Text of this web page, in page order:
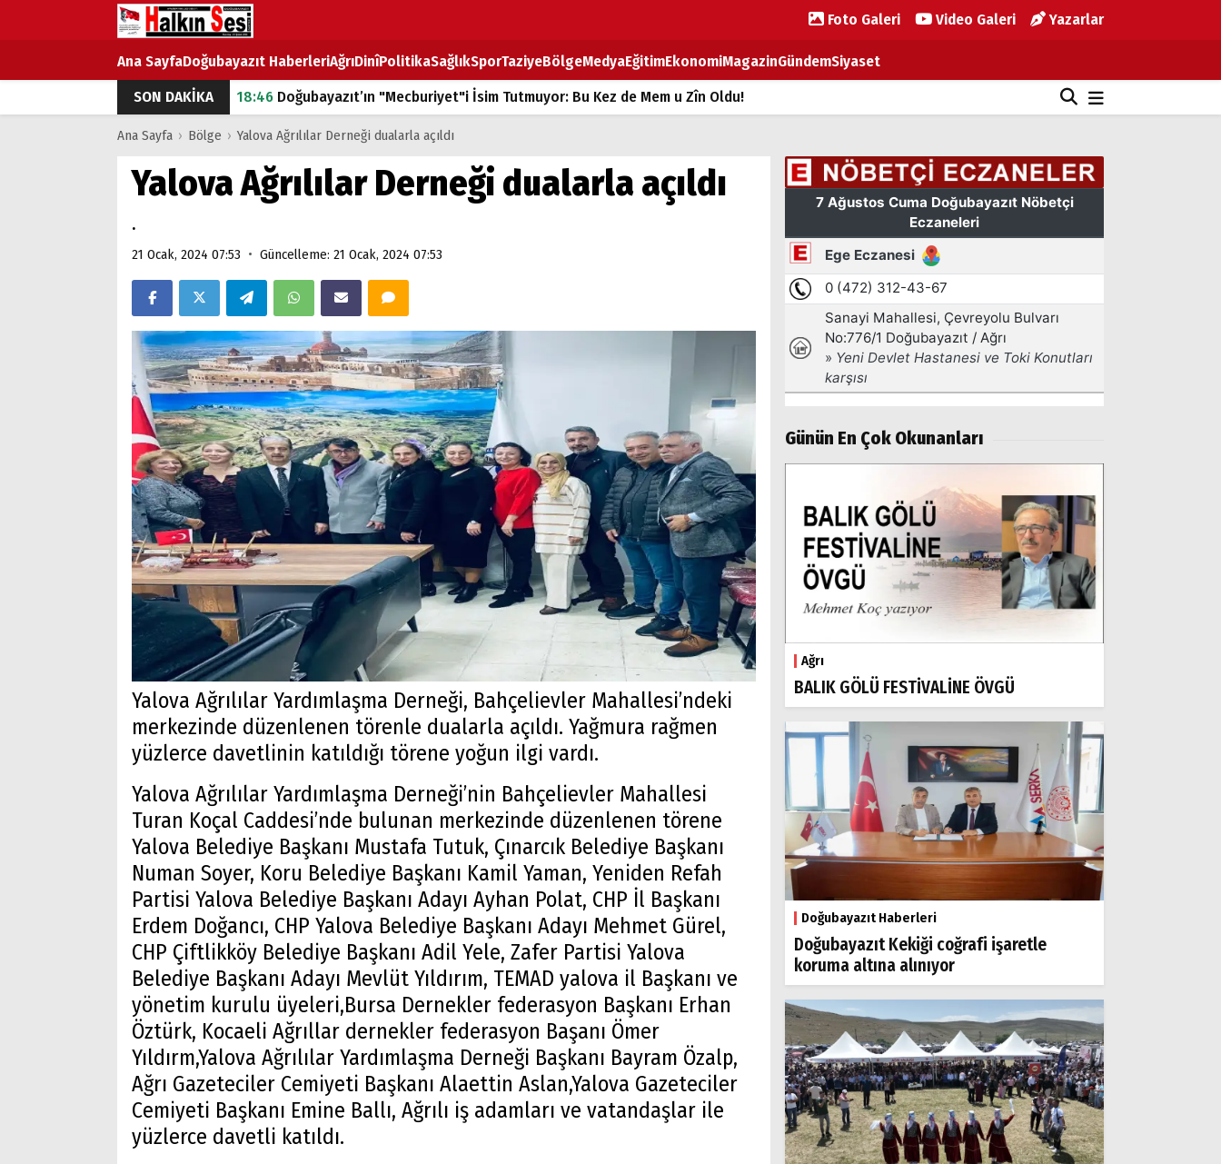
Foto Galeri Video Galeri Yazarlar
Ana SayfaDoğubayazıt HaberleriAğrıDinîPolitikaSağlıkSporTaziyeBölgeMedyaEğitimEkonomiMagazinGündemSiyaset
SON DAKİKA
18:46 Doğubayazıt’ın "Mecburiyet"i İsim Tutmuyor: Bu Kez de Mem u Zîn Oldu!
07:53Doğubayazıt’ta Ekmek Fiyatlarına Zam
07:16Doğubayazıt'ta çocukların sırtındaki ağır yük
07:00DEVLET ve HÜKÜMET
Ana Sayfa › Bölge › Yalova Ağrılılar Derneği dualarla açıldı
Yalova Ağrılılar Derneği dualarla açıldı
.
21 Ocak, 2024 07:53 • Güncelleme: 21 Ocak, 2024 07:53
Yalova Ağrılılar Yardımlaşma Derneği, Bahçelievler Mahallesi’ndeki
merkezinde düzenlenen törenle dualarla açıldı. Yağmura rağmen
yüzlerce davetlinin katıldığı törene yoğun ilgi vardı.
Yalova Ağrılılar Yardımlaşma Derneği’nin Bahçelievler Mahallesi
Turan Koçal Caddesi’nde bulunan merkezinde düzenlenen törene
Yalova Belediye Başkanı Mustafa Tutuk, Çınarcık Belediye Başkanı
Numan Soyer, Koru Belediye Başkanı Kamil Yaman, Yeniden Refah
Partisi Yalova Belediye Başkanı Adayı Ayhan Polat, CHP İl Başkanı
Erdem Doğancı, CHP Yalova Belediye Başkanı Adayı Mehmet Gürel,
CHP Çiftlikköy Belediye Başkanı Adil Yele, Zafer Partisi Yalova
Belediye Başkanı Adayı Mevlüt Yıldırım, TEMAD yalova il Başkanı ve
yönetim kurulu üyeleri,Bursa Dernekler federasyon Başkanı Erhan
Öztürk, Kocaeli Ağrıllar dernekler federasyon Başanı Ömer
Yıldırm,Yalova Ağrılılar Yardımlaşma Derneği Başkanı Bayram Özalp,
Ağrı Gazeteciler Cemiyeti Başkanı Alaettin Aslan,Yalova Gazeteciler
Cemiyeti Başkanı Emine Ballı, Ağrılı iş adamları ve vatandaşlar ile
yüzlerce davetli katıldı.
Günün En Çok Okunanları
Ağrı
BALIK GÖLÜ FESTİVALİNE ÖVGÜ
Doğubayazıt Haberleri
Doğubayazıt Kekiği coğrafi işaretle
koruma altına alınıyor